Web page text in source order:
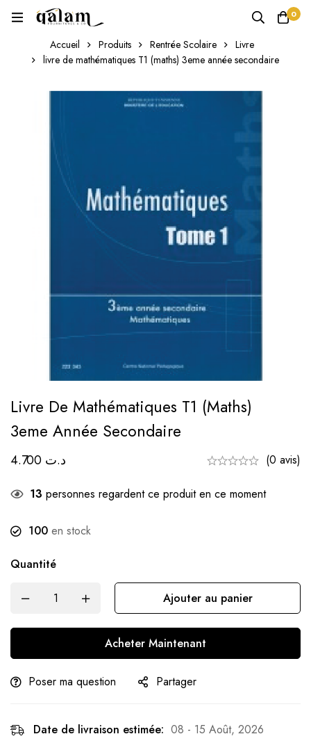
0
Accueil Produits Rentrée Scolaire
Livre
livre de mathématiques T1 (maths) 3eme année secondaire
Livre De Mathématiques T1 (maths)
3eme Année Secondaire
د.ت (0 avis)
13 personnes regardent ce produit en ce moment
100 en stock
Quantité
Ajouter au panier
Acheter Maintenant
Poser ma question Partager
Date de livraison estimée: 08 - 15 Août, 2026